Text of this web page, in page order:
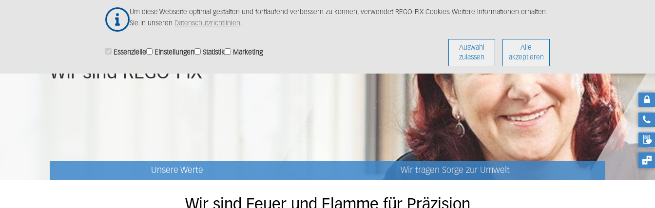
Um diese Webseite optimal gestalten und fortlaufend verbessern zu können, verwendet REGO-FIX Cookies. Weitere Informationen erhalten
Sie in unseren Datenschutzrichtlinien.
Essenzielle Einstellungen Statistik Marketing
Auswahl
zulassen
Alle
akzeptieren
Wir sind REGO-FIX
Vertrieb
Unsere Werte Wir tragen Sorge zur Umwelt